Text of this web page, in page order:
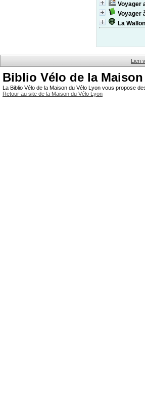
Voyager
Voyager
La
Lien
Biblio Vélo de la
La Biblio Vélo de la Maison du Vélo Lyon vous propose
Retour au site de la Maison du Vélo Lyon